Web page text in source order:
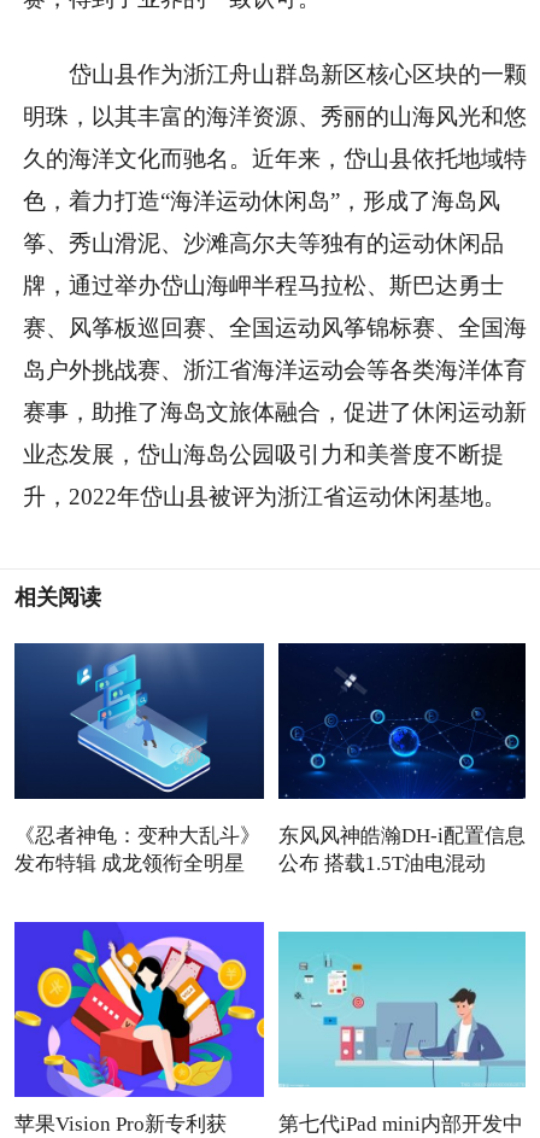
岱山县作为浙江舟山群岛新区核心区块的一颗
明珠，以其丰富的海洋资源、秀丽的山海风光和悠
久的海洋文化而驰名。近年来，岱山县依托地域特
色，着力打造“海洋运动休闲岛”，形成了海岛风
筝、秀山滑泥、沙滩高尔夫等独有的运动休闲品
牌，通过举办岱山海岬半程马拉松、斯巴达勇士
赛、风筝板巡回赛、全国运动风筝锦标赛、全国海
岛户外挑战赛、浙江省海洋运动会等各类海洋体育
赛事，助推了海岛文旅体融合，促进了休闲运动新
业态发展，岱山海岛公园吸引力和美誉度不断提
升，2022年岱山县被评为浙江省运动休闲基地。
相关阅读
《忍者神龟：变种大乱斗》
发布特辑 成龙领衔全明星
东风风神皓瀚DH-i配置信息
公布 搭载1.5T油电混动
苹果Vision Pro新专利获
第七代iPad mini内部开发中